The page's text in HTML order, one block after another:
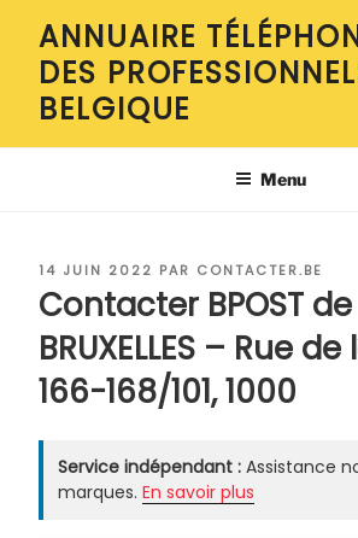
contenu
principal
ANNUAIRE
DES
BELGIQUE
Menu
PUBLIÉ
LE
14 JUIN 2022 PAR CONTACTER.BE
Contacter BPOST de
BRUXELLES – Rue
166-168/101, 1000
Service indépendant : Assistance
marques. En savoir plus